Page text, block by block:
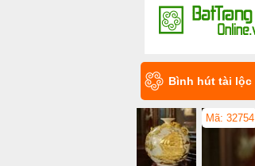
Bình hút tài lộc
Mã: 32754